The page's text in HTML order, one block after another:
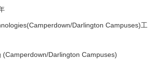
Darlington Campuses)工
Darlington Campuses)